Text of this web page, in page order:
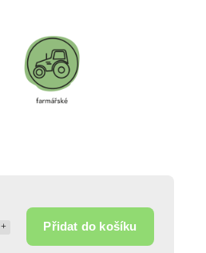
Přidat do košíku